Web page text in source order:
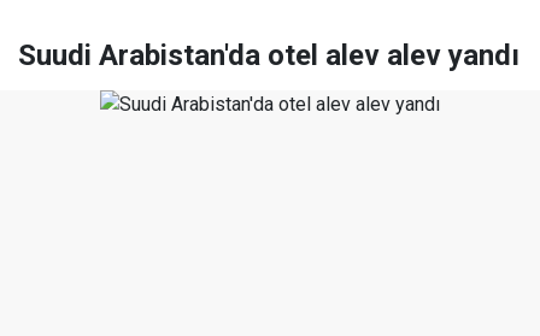
Suudi Arabistan'da otel alev alev yandı